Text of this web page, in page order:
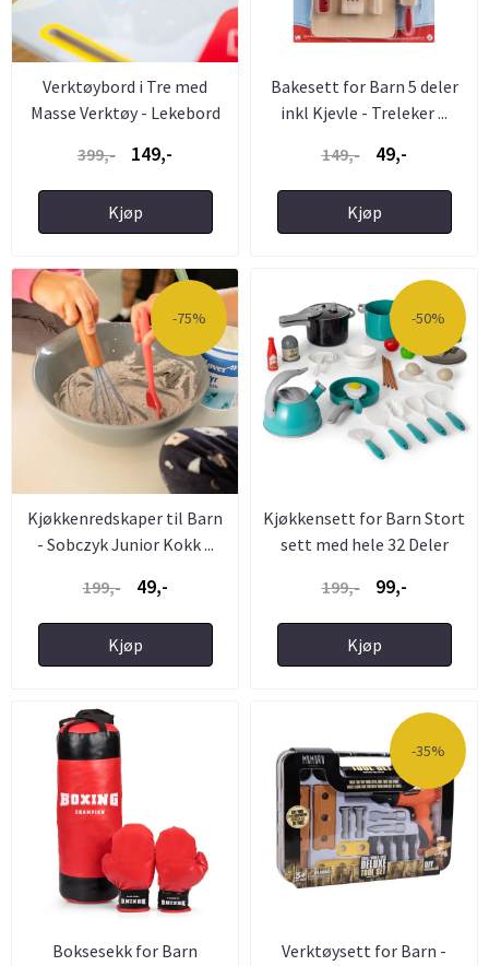
Verktøybord i Tre med
Masse Verktøy - Lekebord
399,-
149,-
Kjøp
Bakesett for Barn 5 deler
inkl Kjevle - Treleker ...
149,-
49,-
Kjøp
-75%
Kjøkkenredskaper til Barn
- Sobczyk Junior Kokk ...
199,-
49,-
Kjøp
-50%
Kjøkkensett for Barn Stort
sett med hele 32 Deler
199,-
99,-
Kjøp
Boksesekk for Barn
-35%
Verktøysett for Barn -